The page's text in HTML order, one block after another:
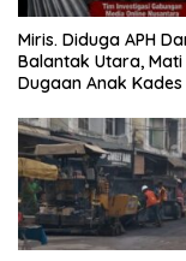
Miris. Diduga APH
Balantak Utara, Mati
Dugaan Anak